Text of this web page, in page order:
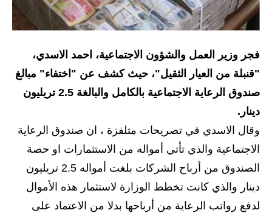
اخبار العراق
الاخبار الامنية
الاخبار الاقتصادية
المدارس
اخبار وقرارات وزارة التربية
نتائج الامتحانات
فجر وزير العمل والشؤون الاجتماعية، احمد الاسدي،
"قنبلة من العيار الثقيل"، حيث كشف عن "اختفاء" مبالغ
صندوق الرعاية الاجتماعية بالكامل والبالغة 2.5 تريليون
دينار.
وقال الاسدي في تصريحات متلفزة ، ان صندوق الرعاية
الاجتماعية والذي تأتي أمواله من الاستثمارات او حصة
الصندوق من أرباح الشركات بلغت أمواله 2.5 تريليون
دينار والذي كانت تخطط الوزارة لاستثمار هذه الأموال
لدفع رواتب الرعاية من أرباحها بدلا من الاعتماد على